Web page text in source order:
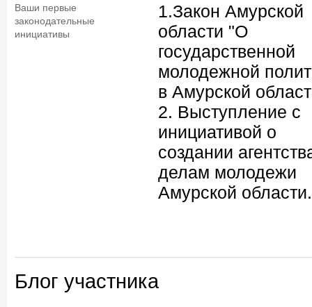
Ваши первые
законодательные
инициативы
1.Закон Амурской
области "О
государственной
молодежной
в Амурской
2. Выступление с
инициативой о
создании
делам молодежи
Амурской области.
Блог участника